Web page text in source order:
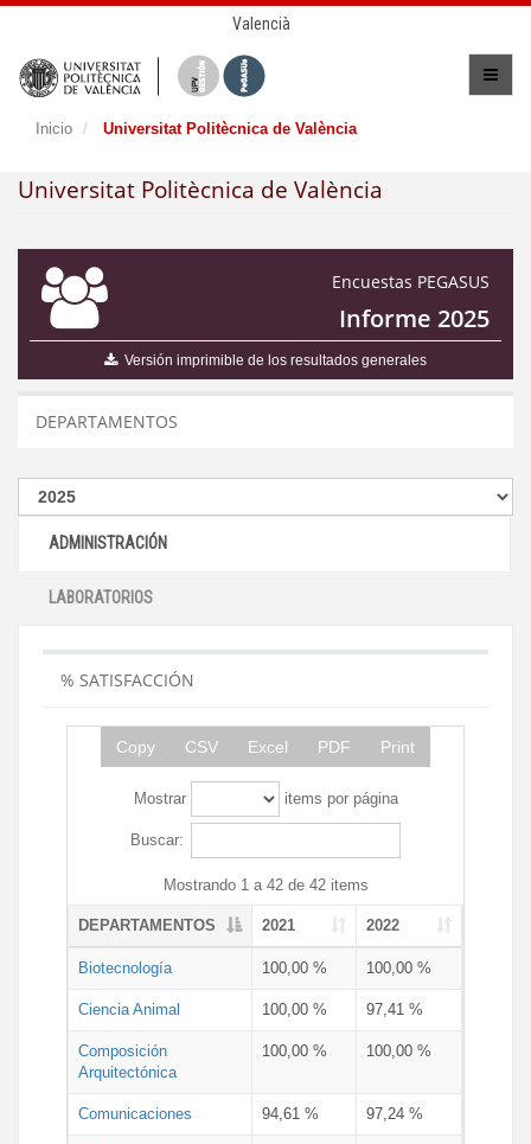
Valencià
Inicio Universitat Politècnica de València
Universitat Politècnica de València
Encuestas PEGASUS
Informe 2025
Versión imprimible de los resultados generales
DEPARTAMENTOS
ADMINISTRACIÓN
LABORATORIOS
% SATISFACCIÓN
Copy CSV Excel PDF Print
Mostrar items por página
Buscar:
Mostrando 1 a 42 de 42 items
DEPARTAMENTOS 2021 2022
Biotecnología 100,00 % 100,00 %
Ciencia Animal 100,00 % 97,41 %
Composición
Arquitectónica
100,00 % 100,00 %
Comunicaciones 94,61 % 97,24 %